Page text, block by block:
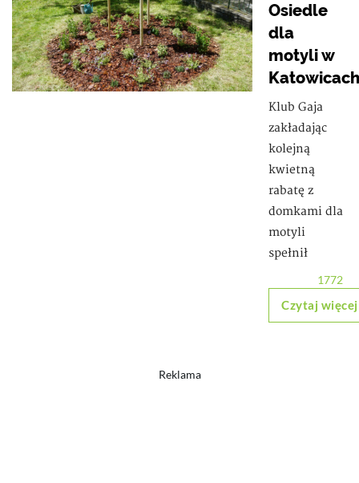
Osiedle
dla
motyli w
Katowicach
Klub Gaja
zakładając
kolejną
kwietną
rabatę z
domkami dla
motyli
spełnił
1772
Czytaj więcej
Reklama